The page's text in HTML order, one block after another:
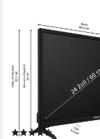
TELEFUNKEN
XH24TO550S
60 cm/24 Zoll
Auflösung
Produktdatenblatt
(23)